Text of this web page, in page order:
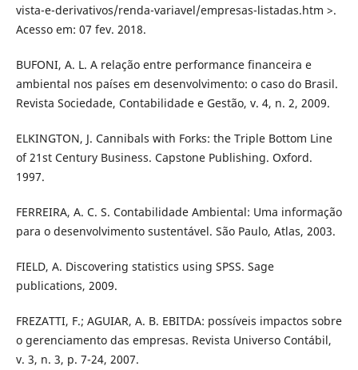
vista-e-derivativos/renda-variavel/empresas-listadas.htm >.
Acesso em: 07 fev. 2018.
BUFONI, A. L. A relação entre performance financeira e
ambiental nos países em desenvolvimento: o caso do Brasil.
Revista Sociedade, Contabilidade e Gestão, v. 4, n. 2, 2009.
ELKINGTON, J. Cannibals with Forks: the Triple Bottom Line
of 21st Century Business. Capstone Publishing. Oxford.
1997.
FERREIRA, A. C. S. Contabilidade Ambiental: Uma informação
para o desenvolvimento sustentável. São Paulo, Atlas, 2003.
FIELD, A. Discovering statistics using SPSS. Sage
publications, 2009.
FREZATTI, F.; AGUIAR, A. B. EBITDA: possíveis impactos sobre
o gerenciamento das empresas. Revista Universo Contábil,
v. 3, n. 3, p. 7-24, 2007.